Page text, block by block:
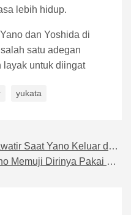
lebih hidup.
dan Yoshida di
satu adegan
layak untuk diingat
yukata
Yano Keluar dari Semak Terluka?
Dirinya Pakai Yukata